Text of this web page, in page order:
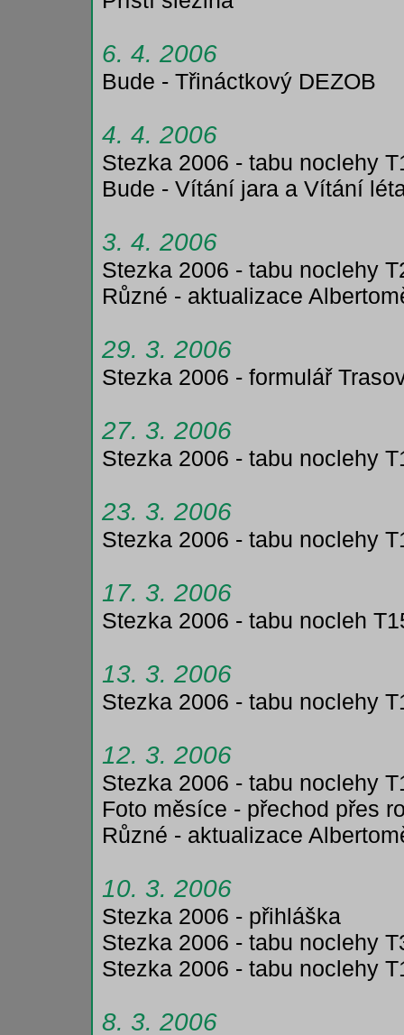
6. 4. 2006
Bude - Třináctkový DEZOB
4. 4. 2006
Stezka 2006 - tabu noclehy
Bude - Vítání jara a Vítání
3. 4. 2006
Stezka 2006 - tabu noclehy
Různé - aktualizace
29. 3. 2006
Stezka 2006 - formulář
27. 3. 2006
Stezka 2006 - tabu noclehy
23. 3. 2006
Stezka 2006 - tabu noclehy
17. 3. 2006
Stezka 2006 - tabu nocleh
13. 3. 2006
Stezka 2006 - tabu noclehy
12. 3. 2006
Stezka 2006 - tabu noclehy
Foto měsíce - přechod přes
Různé - aktualizace
10. 3. 2006
Stezka 2006 - přihláška
Stezka 2006 - tabu noclehy
Stezka 2006 - tabu noclehy
8. 3. 2006